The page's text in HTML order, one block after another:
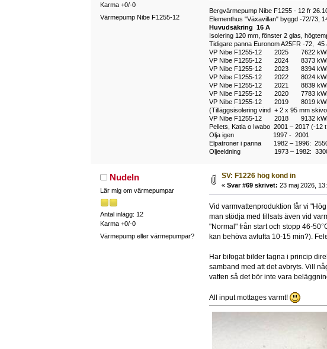
Karma +0/-0
Värmepump Nibe F1255-12
Bergvärmepump Nibe F1255 - 12 fr
Elementhus "Växavillan" byggd -72/73,
Huvudsäkring 16 A
Isolering 120 mm, fönster 2 glas,
Tidigare panna Euronom A25FR -72, 45
VP Nibe F1255-12 2025 7622
VP Nibe F1255-12 2024 8373
VP Nibe F1255-12 2023 8394
VP Nibe F1255-12 2022 8024 kWh
VP Nibe F1255-12 2021 8839 kWh
VP Nibe F1255-12 2020 7783 kWh
VP Nibe F1255-12 2019 8019 kWh
(Tilläggsisolering vind + 2 x 95 mm
VP Nibe F1255-12 2018 9132 kWh
Pellets, Katla o Iwabo 2001 – 2017 (-12
Olja igen 1997 - 2001
Elpatroner i panna 1982 – 1996:
Oljeeldning 1973 – 1982: 3300 –
Nudeln
Lär mig om värmepumpar
Antal inlägg: 12
Karma +0/-0
Värmepump eller värmepumpar?
SV: F1226 hög kond in
« Svar #69 skrivet: 23 maj 2026,
Vid varmvattenproduktion får vi
man stödja med tillsats även vid
"Normal" från start och stopp 46-
kan behöva avlufta 10-15 min?).
Har bifogat bilder tagna i princip
samband med att det avbryts. Vill
vatten så det bör inte vara
All input mottages varmt!